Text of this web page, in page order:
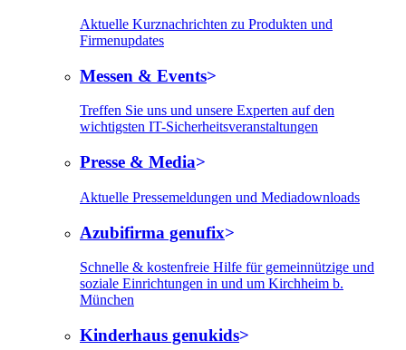
Aktuelle Kurznachrichten zu Produkten und
Firmenupdates
Messen & Events
Treffen Sie uns und unsere Experten auf den
wichtigsten IT-Sicherheitsveranstaltungen
Presse & Media
Aktuelle Pressemeldungen und Mediadownloads
Azubifirma genufix
Schnelle & kostenfreie Hilfe für gemeinnützige und
soziale Einrichtungen in und um Kirchheim b.
München
Kinderhaus genukids